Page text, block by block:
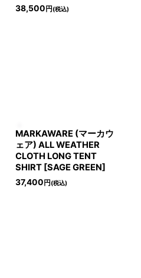
38,500 円 (税込)
MARKAWARE (マーカウ
ェア) ALL WEATHER
CLOTH LONG TENT
SHIRT [SAGE GREEN]
37,400 円 (税込)